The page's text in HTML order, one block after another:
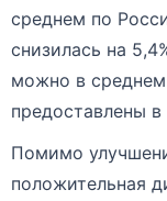
среднем по
снизилась на
можно в
предоставлены
Помимо
положительная